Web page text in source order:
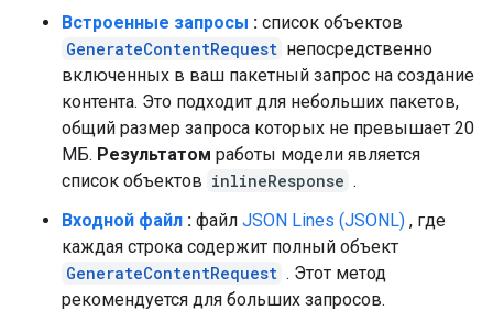
Встроенные запросы : список объектов
GenerateContentRequest непосредственно
включенных в ваш пакетный запрос на создание
контента. Это подходит для небольших пакетов,
общий размер запроса которых не превышает 20
МБ. Результатом работы модели является
список объектов inlineResponse .
Входной файл : файл JSON Lines (JSONL) , где
каждая строка содержит полный объект
GenerateContentRequest . Этот метод
рекомендуется для больших запросов.